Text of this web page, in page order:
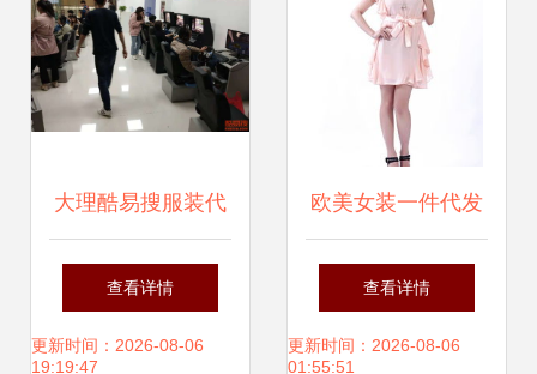
大理酷易搜服装代
理 开启时尚创业新
篇章
查看详情
更新时间：2026-08-06
19:19:47
欧美女装一件代发
代理 连衣裙批发价
格、厂家与图片全
查看详情
更新时间：2026-08-06
01:55:51